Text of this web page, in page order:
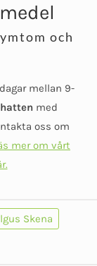
och
mellan 9-
med
oss om
mer om vårt
Skena